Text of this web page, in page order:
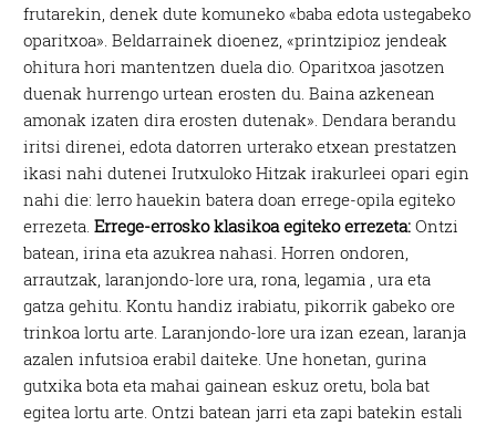
frutarekin, denek dute komuneko «baba edota ustegabeko
oparitxoa». Beldarrainek dioenez, «printzipioz jendeak
ohitura hori mantentzen duela dio. Oparitxoa jasotzen
duenak hurrengo urtean erosten du. Baina azkenean
amonak izaten dira erosten dutenak». Dendara berandu
iritsi direnei, edota datorren urterako etxean prestatzen
ikasi nahi dutenei Irutxuloko Hitzak irakurleei opari egin
nahi die: lerro hauekin batera doan errege-opila egiteko
errezeta.Errege-errosko klasikoa egiteko errezeta: Ontzi
batean, irina eta azukrea nahasi. Horren ondoren,
arrautzak, laranjondo-lore ura, rona, legamia , ura eta
gatza gehitu. Kontu handiz irabiatu, pikorrik gabeko ore
trinkoa lortu arte. Laranjondo-lore ura izan ezean, laranja
azalen infutsioa erabil daiteke. Une honetan, gurina
gutxika bota eta mahai gainean eskuz oretu, bola bat
egitea lortu arte. Ontzi batean jarri eta zapi batekin estali